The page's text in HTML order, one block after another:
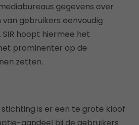
gegevens over
gebruikers eenvoudig
hoopt hiermee het
prominenter op de
zetten.
is er een te grote kloof
aandeel bij de gebruikers